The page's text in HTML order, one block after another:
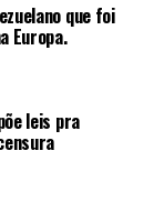
que foi
Europa.
leis pra